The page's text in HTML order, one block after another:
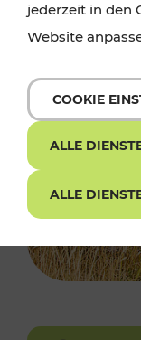
jederzeit in den
Website
COOKIE
ALLE
ALLE